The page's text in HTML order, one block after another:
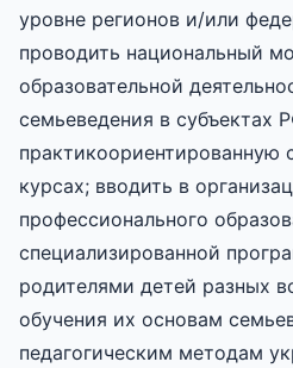
уровне регионов и/или
проводить национальный
образовательной
семьеведения в субъектах
практикоориентированную
курсах; вводить в
профессионального
специализированной
родителями детей разных
обучения их основам
педагогическим методам